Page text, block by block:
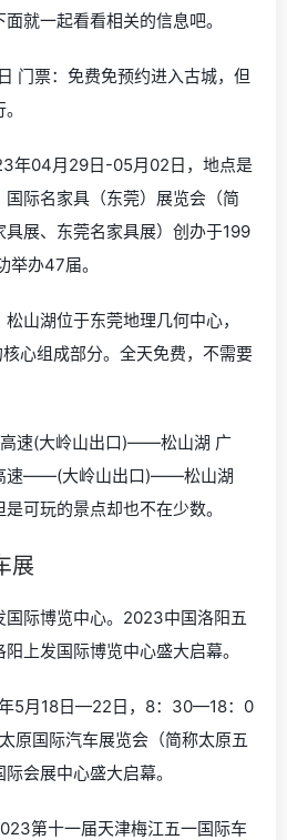
就一起看看相关的信息吧。
门票：免费免预约进入古城，但
年04月29日-05月02日，地点是
际名家具（东莞）展览会（简
展、东莞名家具展）创办于199
举办47届。
山湖位于东莞地理几何中心，
心组成部分。全天免费，不需要
速(大岭山出口)——松山湖 广
速——(大岭山出口)——松山湖
可玩的景点却也不在少数。
展
国际博览中心。2023中国洛阳五
上发国际博览中心盛大启幕。
5月18日—22日，8：30—18：0
原国际汽车展览会（简称太原五
会展中心盛大启幕。
第十一届天津梅江五一国际车